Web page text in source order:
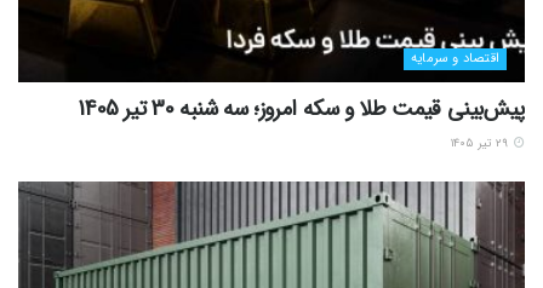
اقتصاد و سرمایه
پیش‌بینی قیمت طلا و سکه امروز؛ سه شنبه 30 تیر 1405